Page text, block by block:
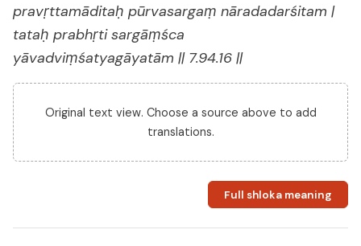
pravṛttamāditaḥ pūrvasargaṃ nāradadarśitam |
tataḥ prabhṛti sargāṃśca
yāvadviṃśatyagāyatām || 7.94.16 ||
Original text view. Choose a source above to add
translations.
Full shloka meaning